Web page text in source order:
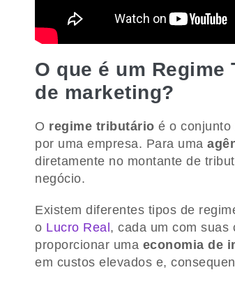
O que é um
de marketing?
O regime tributário é o conjunto
por uma empresa. Para uma
diretamente no montante de
negócio.
Existem diferentes tipos de
o Lucro Real , cada um com suas
proporcionar uma economia de
em custos elevados e,